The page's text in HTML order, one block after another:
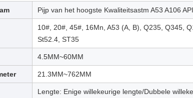
Pijp van het hoogste Kwaliteitsastm A53 A106
10#, 20#, 45#, 16Mn, A53 (A, B), Q235, Q345,
St52.4, ST35
4.5MM~60MM
21.3MM~762MM
Lengte: Enige willekeurige lengte/Dubbele